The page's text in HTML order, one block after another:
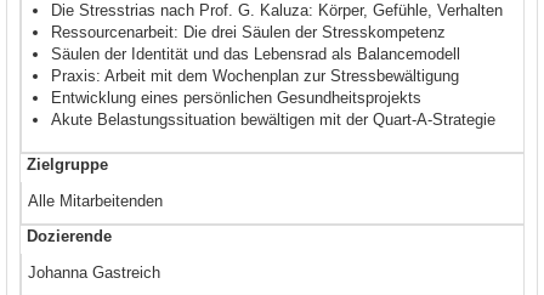
Die Stresstrias nach Prof. G. Kaluza: Körper, Gefühle, Verhalten
Ressourcenarbeit: Die drei Säulen der Stresskompetenz
Säulen der Identität und das Lebensrad als Balancemodell
Praxis: Arbeit mit dem Wochenplan zur Stressbewältigung
Entwicklung eines persönlichen Gesundheitsprojekts
Akute Belastungssituation bewältigen mit der Quart-A-Strategie
Zielgruppe
Alle Mitarbeitenden
Dozierende
Johanna Gastreich